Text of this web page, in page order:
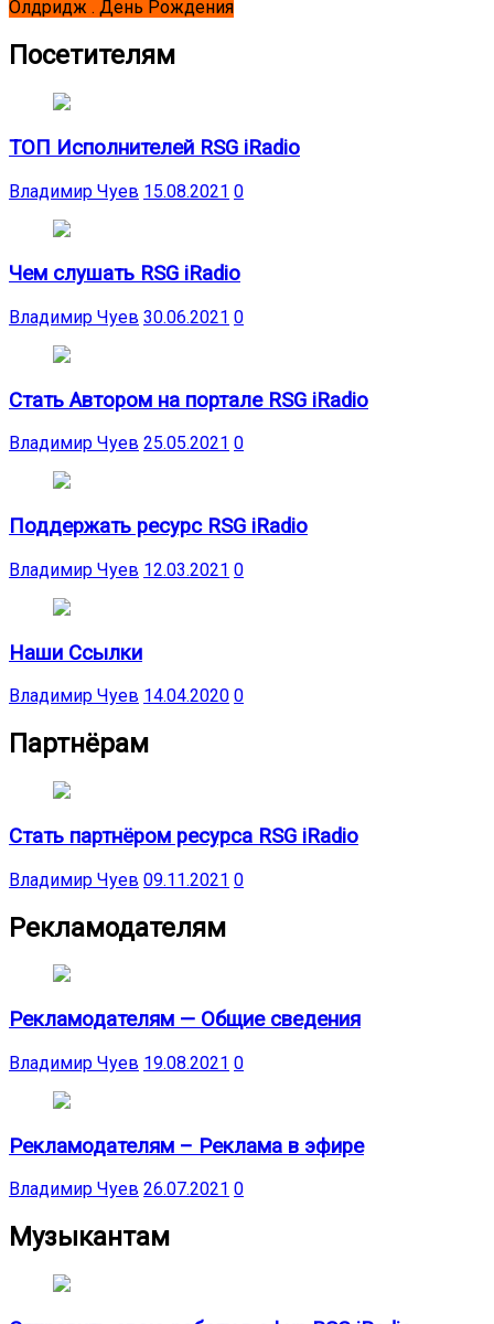
Олдридж . День Рождения
Посетителям
ТОП Исполнителей RSG iRadio
Владимир Чуев 15.08.2021 0
Чем слушать RSG iRadio
Владимир Чуев 30.06.2021 0
Стать Автором на портале RSG iRadio
Владимир Чуев 25.05.2021 0
Поддержать ресурс RSG iRadio
Владимир Чуев 12.03.2021 0
Наши Ссылки
Владимир Чуев 14.04.2020 0
Партнёрам
Стать партнёром ресурса RSG iRadio
Владимир Чуев 09.11.2021 0
Рекламодателям
Рекламодателям — Общие сведения
Владимир Чуев 19.08.2021 0
Рекламодателям – Реклама в эфире
Владимир Чуев 26.07.2021 0
Музыкантам